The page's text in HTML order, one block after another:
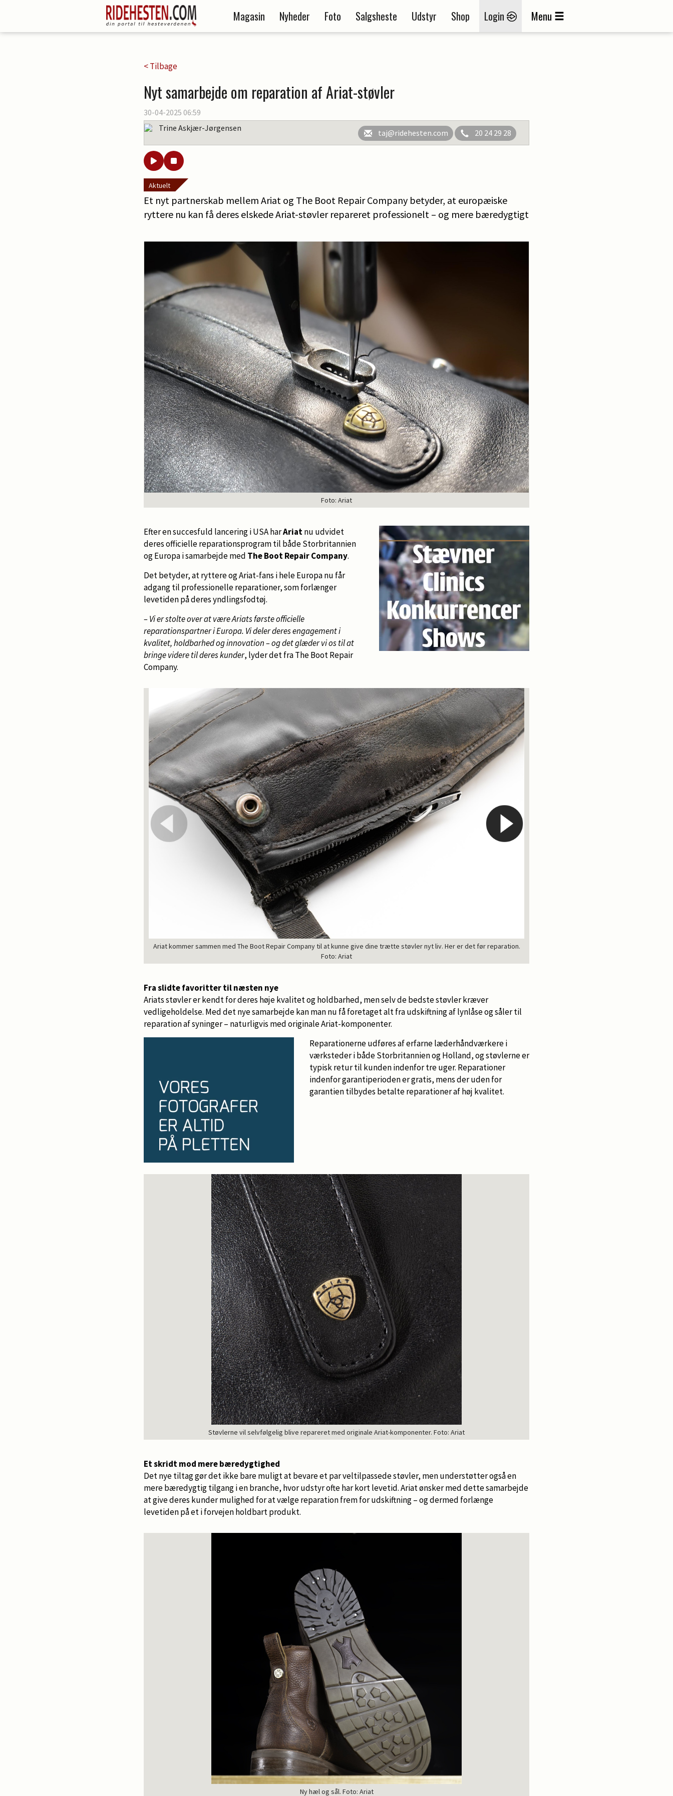
Magasin Nyheder Foto Salgsheste Udstyr Shop Login Menu
< Tilbage
Nyt samarbejde om reparation af Ariat-støvler
30-04-2025 06:59
Trine Askjær-Jørgensen
taj@ridehesten.com 20 24 29 28
Aktuelt
Et nyt partnerskab mellem Ariat og The Boot Repair Company betyder, at europæiske
ryttere nu kan få deres elskede Ariat-støvler repareret professionelt – og mere bæredygtigt
Foto: Ariat
Efter en succesfuld lancering i USA harAriatnu udvidet
deres officielle reparationsprogram til både Storbritannien
og Europa i samarbejde med The Boot Repair Company.
Det betyder, at ryttere og Ariat-fans i hele Europa nu får
adgang til professionelle reparationer, som forlænger
levetiden på deres yndlingsfodtøj.
– Vi er stolte over at være Ariats første officielle
reparationspartner i Europa. Vi deler deres engagement i
kvalitet, holdbarhed og innovation – og det glæder vi os til at
bringe videre til deres kunder, lyder det fra The Boot Repair
Company.
Ariat kommer sammen med The Boot Repair Company til at kunne give dine trætte støvler nyt liv. Her er det før reparation.
Foto: Ariat
Fra slidte favoritter til næsten nye
Ariats støvler er kendt for deres høje kvalitet og holdbarhed, men selv de bedste støvler kræver
vedligeholdelse. Med det nye samarbejde kan man nu få foretaget alt fra udskiftning af lynlåse og såler til
reparation af syninger – naturligvis med originale Ariat-komponenter.
Reparationerne udføres af erfarne læderhåndværkere i
værksteder i både Storbritannien og Holland, og støvlerne er
typisk retur til kunden indenfor tre uger. Reparationer
indenfor garantiperioden er gratis, mens der uden for
garantien tilbydes betalte reparationer af høj kvalitet.
Støvlerne vil selvfølgelig blive repareret med originale Ariat-komponenter. Foto: Ariat
Et skridt mod mere bæredygtighed
Det nye tiltag gør det ikke bare muligt at bevare et par veltilpassede støvler, men understøtter også en
mere bæredygtig tilgang i en branche, hvor udstyr ofte har kort levetid. Ariat ønsker med dette samarbejde
at give deres kunder mulighed for at vælge reparation frem for udskiftning – og dermed forlænge
levetiden på et i forvejen holdbart produkt.
Ny hæl og sål. Foto: Ariat